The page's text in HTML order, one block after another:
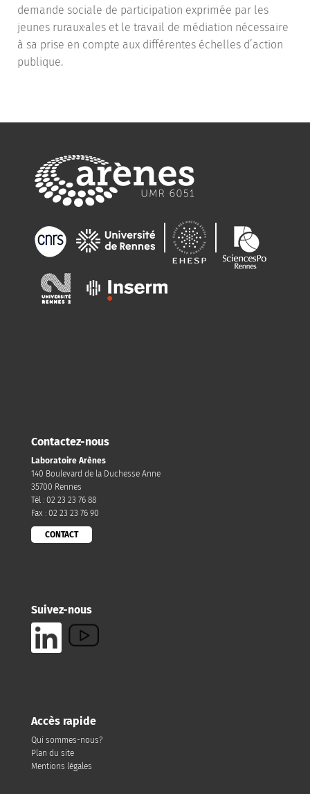
demande sociale de participation exprimée par les
jeunes ruraux·ales et le travail de médiation nécessaire
à sa prise en compte aux différentes échelles d’action
publique.
Contactez-nous
Laboratoire Arènes
140 Boulevard de la Duchesse Anne
35700 Rennes
Tél : 02 23 23 76 88
Fax : 02 23 23 76 90
CONTACT
Suivez-nous
Accès rapide
Qui sommes-nous?
Plan du site
Mentions légales